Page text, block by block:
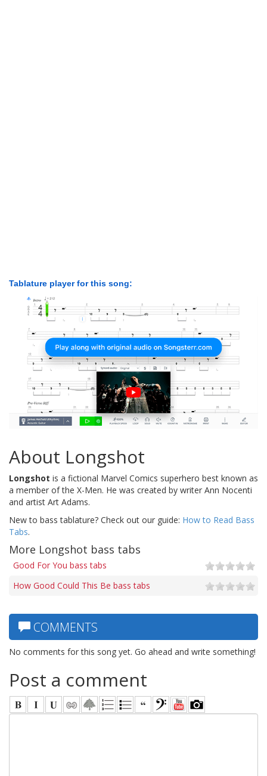
Tablature player for this song:
About Longshot
Longshot is a fictional Marvel Comics superhero best known as
a member of the X-Men. He was created by writer Ann Nocenti
and artist Art Adams.
New to bass tablature? Check out our guide: How to Read Bass
Tabs.
More Longshot bass tabs
Good For You bass tabs
How Good Could This Be bass tabs
COMMENTS
No comments for this song yet. Go ahead and write something!
Post a comment